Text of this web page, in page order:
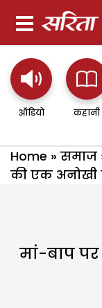
ऑडियो कहानी
Home » समाज
की एक अनोखी
मां-बाप